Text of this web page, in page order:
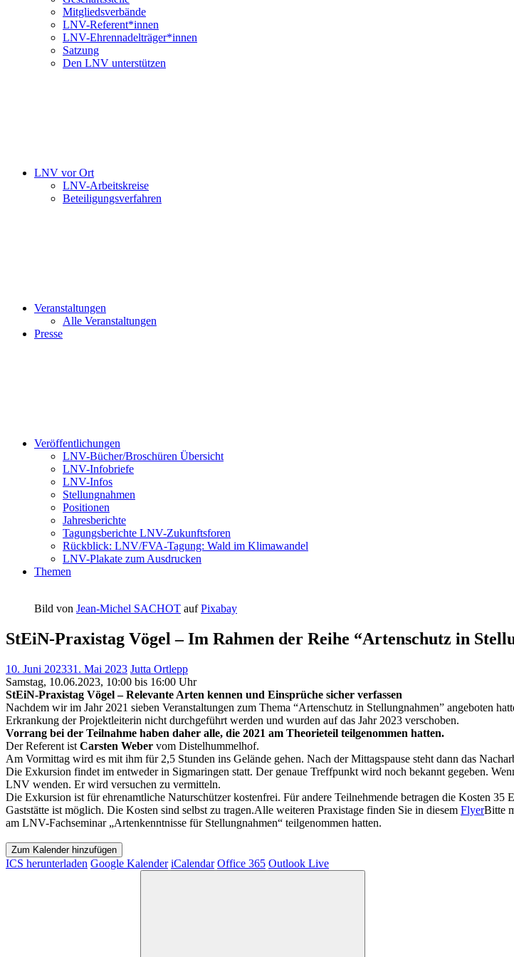
Mitgliedsverbände
LNV-Referent*innen
LNV-Ehrennadelträger*innen
Satzung
Den LNV unterstützen
LNV vor Ort
LNV-Arbeitskreise
Beteiligungsverfahren
Veranstaltungen
Alle Veranstaltungen
Presse
Veröffentlichungen
LNV-Bücher/Broschüren Übersicht
LNV-Infobriefe
LNV-Infos
Stellungnahmen
Positionen
Jahresberichte
Tagungsberichte LNV-Zukunftsforen
Rückblick: LNV/FVA-Tagung: Wald im Klimawandel
LNV-Plakate zum Ausdrucken
Themen
Bild von Jean-Michel SACHOT aufPixabay
StEiN-Praxistag Vögel – Im Rahmen der Reihe “Artenschutz in
10. Juni 202331. Mai 2023 Jutta Ortlepp
Samstag, 10.06.2023, 10:00 bis 16:00 Uhr
StEiN-Praxistag Vögel–Relevante Arten kennen und Einsprüche sicher verfassen
Nachdem wir im Jahr 2021 sieben Veranstaltungen zum Thema “Artenschutz in Stellungnahmen” angeboten
Erkrankung der Projektleiterin nicht durchgeführt werden und wurden auf das Jahr 2023 verschoben.
Vorrang bei der Teilnahme haben daher alle, die 2021 am Theorieteil teilgenommen hatten.
Der Referent ist Carsten Weber vom Distelhummelhof.
Am Vormittag wird es mit ihm für 2,5 Stunden ins Gelände gehen. Nach der Mittagspause steht dann das
Die Exkursion findet im entweder in Sigmaringen statt. Der genaue Treffpunkt wird noch bekannt gegeben.
LNV wenden. Er wird versuchen zu vermitteln.
Die Exkursion ist für ehrenamtliche Naturschützer kostenfrei. Für andere Teilnehmende betragen die Kosten
Gaststätte ist möglich. Die Kosten sind selbst zu tragen.Alle weiteren Praxistage finden Sie in diesem FlyerBitte
am LNV-Fachseminar „Artenkenntnisse für Stellungnahmen“ teilgenommen hatten.
Zum Kalender hinzufügen
ICS herunterladen Google Kalender iCalendar Office 365 Outlook Live